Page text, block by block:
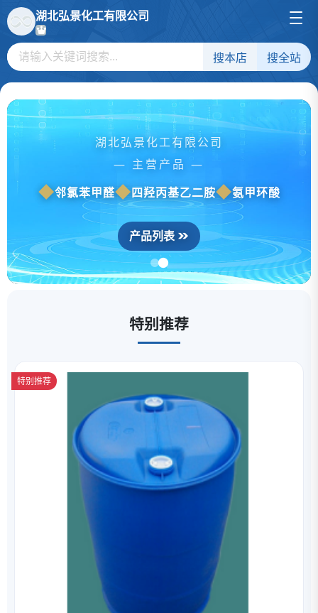
湖北弘景化工有限公司
搜本店 搜全站
湖北弘景化工有限公司
— 主营产品 —
邻氯苯甲醛
四羟丙基乙二胺 氨甲环酸
产品列表
特别推荐
特别推荐